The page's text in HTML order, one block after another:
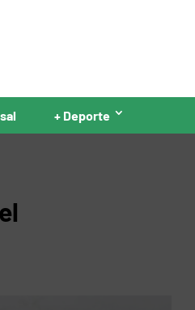
+ Deporte